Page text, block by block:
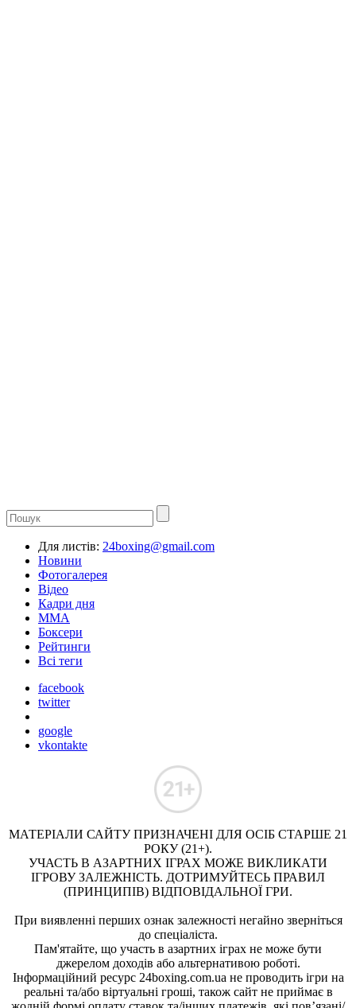
Для листів: 24boxing@gmail.com
Новини
Фотогалерея
Відео
Кадри дня
ММА
Боксери
Рейтинги
Всі теги
facebook
twitter
google
vkontakte
МАТЕРІАЛИ САЙТУ ПРИЗНАЧЕНІ ДЛЯ ОСІБ СТАРШЕ 21
РОКУ (21+).
УЧАСТЬ В АЗАРТНИХ ІГРАХ МОЖЕ ВИКЛИКАТИ
ІГРОВУ ЗАЛЕЖНІСТЬ. ДОТРИМУЙТЕСЬ ПРАВИЛ
(ПРИНЦИПІВ) ВІДПОВІДАЛЬНОЇ ГРИ.
При виявленні перших ознак залежності негайно зверніться
до спеціаліста.
Пам'ятайте, що участь в азартних іграх не може бути
джерелом доходів або альтернативою роботі.
Інформаційний ресурс 24boxing.com.ua не проводить ігри на
реальні та/або віртуальні гроші, також сайт не приймає в